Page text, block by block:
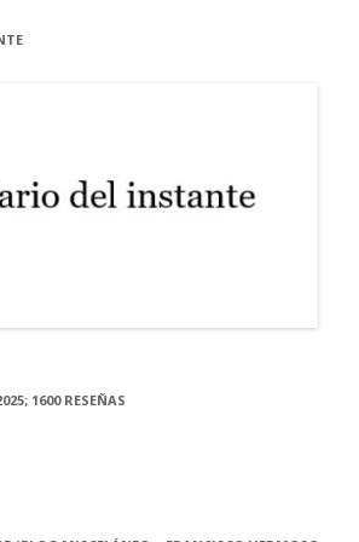
1600 RESEÑAS